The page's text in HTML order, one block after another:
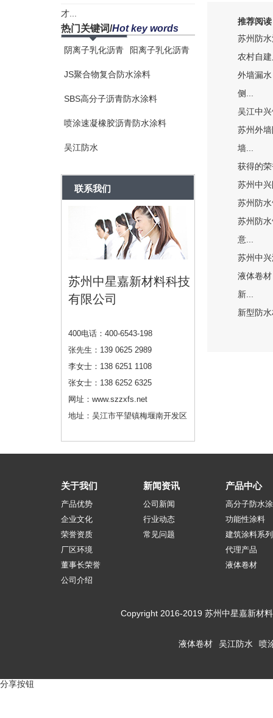
才...
热门关键词/Hot key words
阴离子乳化沥青 阳离子乳化沥青
JS聚合物复合防水涂料
SBS高分子沥青防水涂料
喷涂速凝橡胶沥青防水涂料
吴江防水
联系我们
苏州中星嘉新材料科技
有限公司
400电话：400-6543-198
张先生：139 0625 2989
李女士：138 6251 1108
张女士：138 6252 6325
网址：www.szzxfs.net
地址：吴江市平望镇梅堰南开发区
推荐阅读
苏州防
农村自
外墙漏
侧...
吴江中
苏州外
墙...
获得的
苏州中
苏州防
苏州防
意...
苏州中
液体卷
新...
新型防
关于我们
产品优势
企业文化
荣誉资质
厂区环境
董事长荣誉
公司介绍
新闻资讯
公司新闻
行业动态
常见问题
产品中心
高分子防水
功能性涂料
建筑涂料系列
代理产品
液体卷材
Copyright 2016-2019 苏州中星嘉新材
液体卷材 吴江防水 喷
分享按钮